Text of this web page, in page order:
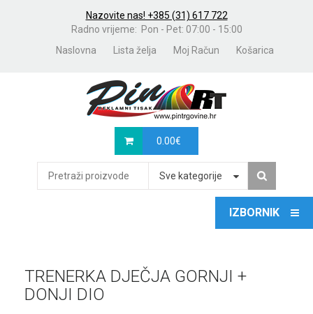
Nazovite nas! +385 (31) 617 722
Radno vrijeme: Pon - Pet: 07:00 - 15:00
Naslovna
Lista želja Moj Račun Košarica
0.00€
Sve kategorije
TRENERKA DJEČJA GORNJI +
DONJI DIO